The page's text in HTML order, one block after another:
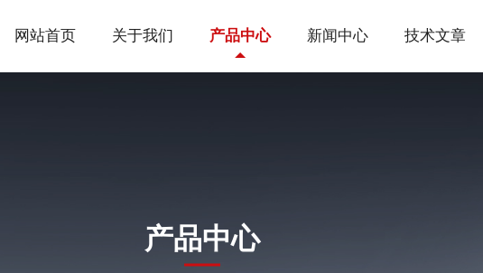
网站首页 关于我们 产品中心 新闻中心 技术文章
产品中心